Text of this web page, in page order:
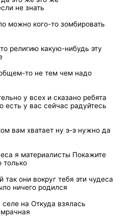
не знать
можно кого-то зомбировать
религию какую-нибудь эту
то не тем чем надо
у всех и сказано ребята
есть у вас сейчас радуйтесь
вам хватает ну э-э нужно да
я материалисты Покажите
только
так они вокруг тебя эти чудеса
ничего родился
на Откуда взялась